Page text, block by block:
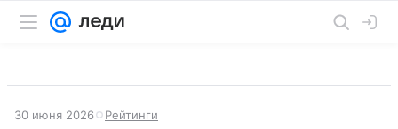
30 июня 2026 Рейтинги